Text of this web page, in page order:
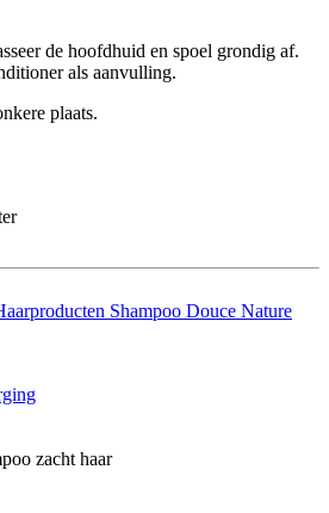
de hoofdhuid en spoel grondig af.
als aanvulling.
plaats.
Shampoo Douce Nature
zacht haar